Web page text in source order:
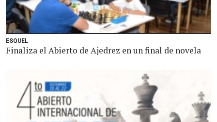
ESQUEL
Finaliza el Abierto de Ajedrez en un final de novela